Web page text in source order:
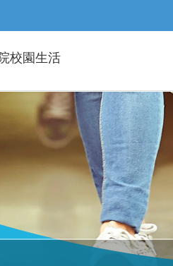
校園生活